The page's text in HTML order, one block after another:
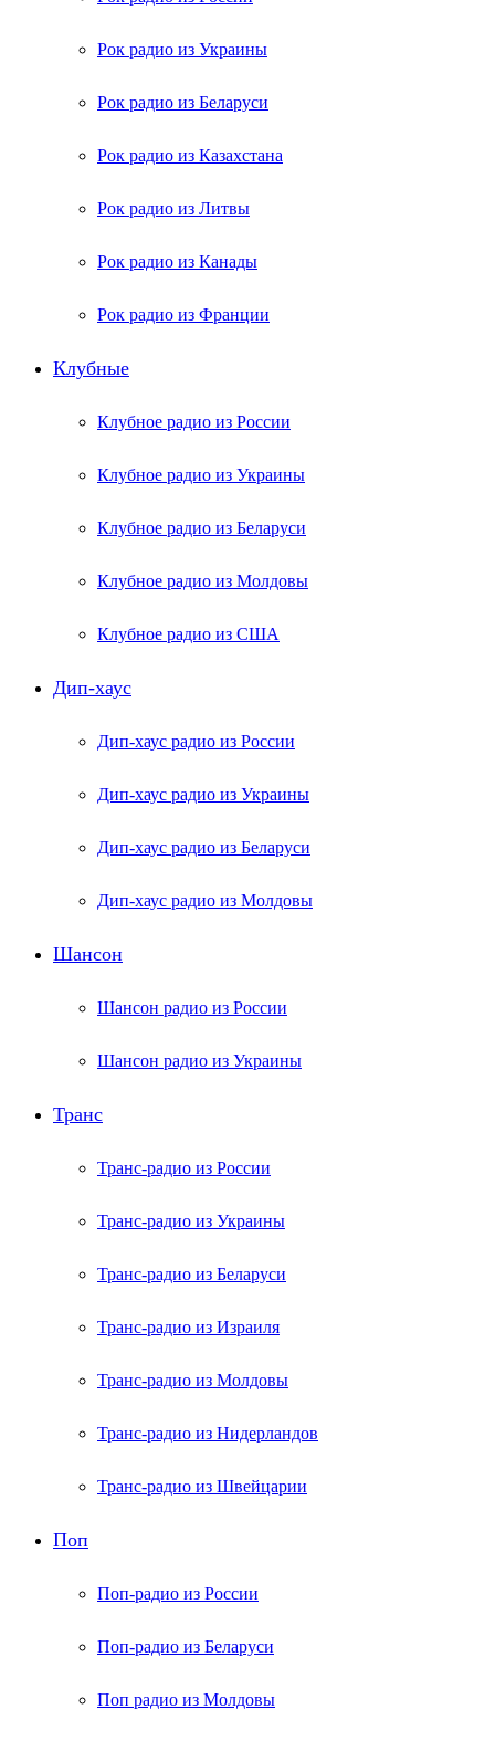
Рок радио из Украины
Рок радио из Беларуси
Рок радио из Казахстана
Рок радио из Литвы
Рок радио из Канады
Рок радио из Франции
Клубные
Клубное радио из России
Клубное радио из Украины
Клубное радио из Беларуси
Клубное радио из Молдовы
Клубное радио из США
Дип-хаус
Дип-хаус радио из России
Дип-хаус радио из Украины
Дип-хаус радио из Беларуси
Дип-хаус радио из Молдовы
Шансон
Шансон радио из России
Шансон радио из Украины
Транс
Транс-радио из России
Транс-радио из Украины
Транс-радио из Беларуси
Транс-радио из Израиля
Транс-радио из Молдовы
Транс-радио из Нидерландов
Транс-радио из Швейцарии
Поп
Поп-радио из России
Поп-радио из Беларуси
Поп радио из Молдовы